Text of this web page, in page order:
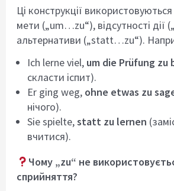
Ці конструкції
мети („um…zu“), відсутності дії
альтернативи („statt…zu“).
Ich lerne viel, um die Prüfung zu
скласти іспит).
Er ging weg, ohne etwas zu
нічого).
Sie spielte,statt zu lernen
вчитися).
Чому „zu“ не
сприйняття?